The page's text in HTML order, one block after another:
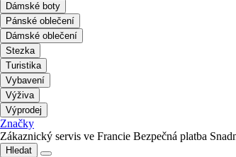
Dámské boty
Pánské oblečení
Dámské oblečení
Stezka
Turistika
Vybavení
Výživa
Výprodej
Značky
Zákaznický servis ve Francie Bezpečná platba
Hledat